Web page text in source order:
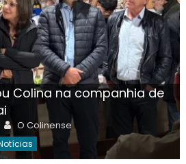
Colina na companhia de
Author
O Colinense